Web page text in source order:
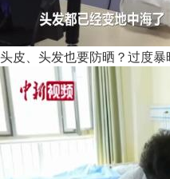
头皮、头发也要防晒？过度暴